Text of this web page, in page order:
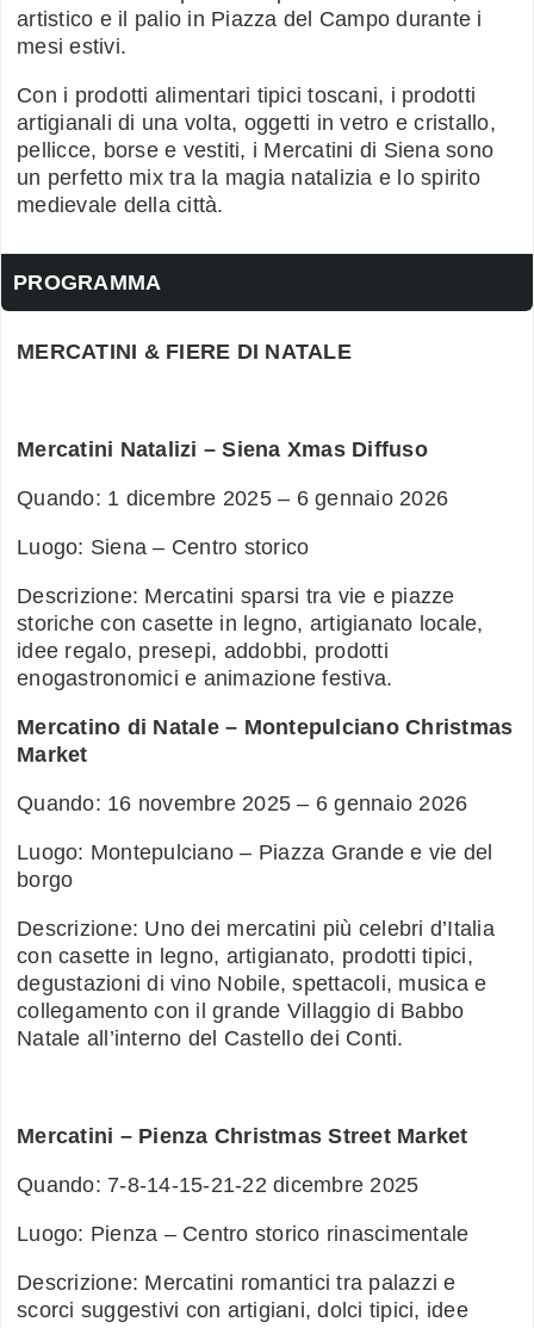
artistico e il palio in Piazza del Campo durante i
mesi estivi.
Con i prodotti alimentari tipici toscani, i prodotti
artigianali di una volta, oggetti in vetro e cristallo,
pellicce, borse e vestiti, i Mercatini di Siena sono
un perfetto mix tra la magia natalizia e lo spirito
medievale della città.
PROGRAMMA
MERCATINI & FIERE DI NATALE
Mercatini Natalizi – Siena Xmas Diffuso
Quando: 1 dicembre 2025 – 6 gennaio 2026
Luogo: Siena – Centro storico
Descrizione: Mercatini sparsi tra vie e piazze
storiche con casette in legno, artigianato locale,
idee regalo, presepi, addobbi, prodotti
enogastronomici e animazione festiva.
Mercatino di Natale – Montepulciano Christmas
Market
Quando: 16 novembre 2025 – 6 gennaio 2026
Luogo: Montepulciano – Piazza Grande e vie del
borgo
Descrizione: Uno dei mercatini più celebri d’Italia
con casette in legno, artigianato, prodotti tipici,
degustazioni di vino Nobile, spettacoli, musica e
collegamento con il grande Villaggio di Babbo
Natale all’interno del Castello dei Conti.
Mercatini – Pienza Christmas Street Market
Quando: 7-8-14-15-21-22 dicembre 2025
Luogo: Pienza – Centro storico rinascimentale
Descrizione: Mercatini romantici tra palazzi e
scorci suggestivi con artigiani, dolci tipici, idee